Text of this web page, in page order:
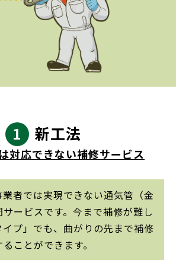
1 新工法
対応できない補修サービス
者では実現できない通気管（金
ービスです。今まで補修が難し
プ」でも、曲がりの先まで補修
ることができます。